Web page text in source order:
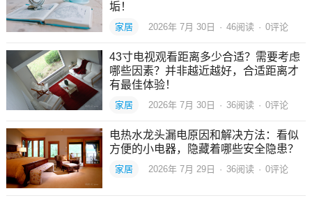
垢！
家居 2026年 7月 30日 · 46阅读 · 0评论
43寸电视观看距离多少合适？需要考虑
哪些因素？并非越近越好，合适距离才
有最佳体验！
家居 2026年 7月 30日 · 36阅读 · 0评论
电热水龙头漏电原因和解决方法：看似
方便的小电器，隐藏着哪些安全隐患？
家居 2026年 7月 29日 · 36阅读 · 0评论